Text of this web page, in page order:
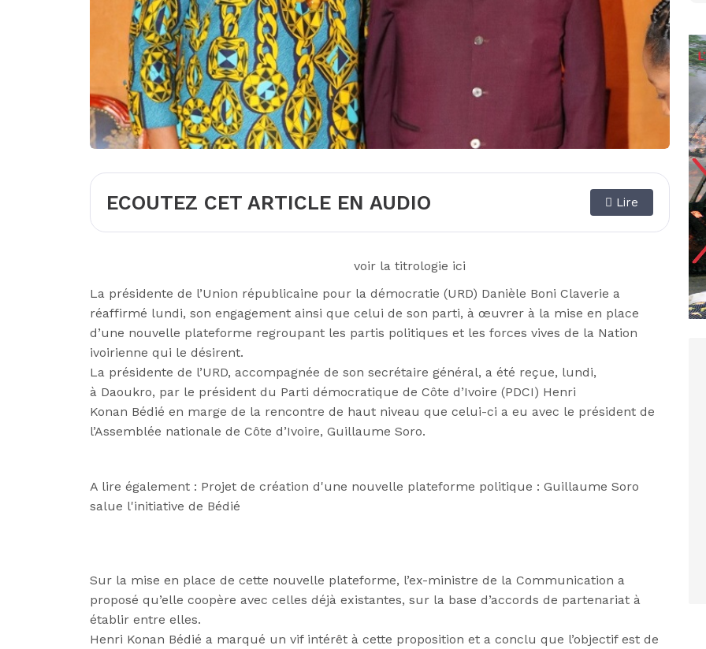
ECOUTEZ CET ARTICLE EN AUDIO Lire
voir la titrologie ici
La présidente de l’Union républicaine pour la démocratie (URD) Danièle Boni Claverie a
réaffirmé lundi, son engagement ainsi que celui de son parti, à œuvrer à la mise en place
d’une nouvelle plateforme regroupant les partis politiques et les forces vives de la Nation
ivoirienne qui le désirent.
La présidente de l’URD, accompagnée de son secrétaire général, a été reçue, lundi,
à Daoukro, par le président du Parti démocratique de Côte d’Ivoire (PDCI) Henri
Konan Bédié en marge de la rencontre de haut niveau que celui-ci a eu avec le président de
l’Assemblée nationale de Côte d’Ivoire, Guillaume Soro.
A lire également : Projet de création d'une nouvelle plateforme politique : Guillaume Soro
salue l'initiative de Bédié
Sur la mise en place de cette nouvelle plateforme, l’ex-ministre de la Communication a
proposé qu’elle coopère avec celles déjà existantes, sur la base d’accords de partenariat à
établir entre elles.
Henri Konan Bédié a marqué un vif intérêt à cette proposition et a conclu que l’objectif est de